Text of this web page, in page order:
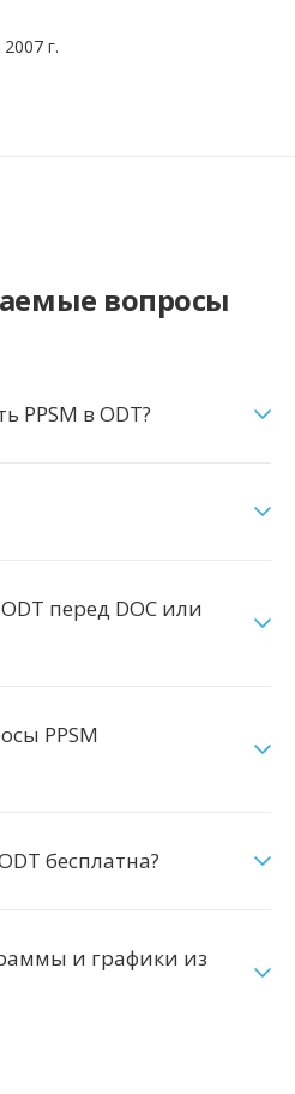
г.
вопросы
PPSM в ODT?
перед DOC или
PPSM
бесплатна?
и графики из